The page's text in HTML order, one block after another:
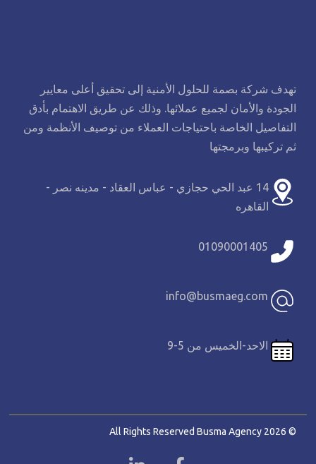
14 عبد الحي حجازي - عباس العقاد - مدينه نصر -
القاهره
01090001405
info@busmaeg.com
الاحد-الخميس من 5-9
تهدف شركة بصمة للحلول الأمنية إلى تحقيق أعلى معايير
الجودة والأمان لجميع عملائها. وذلك عن طريق الاهتمام بأدق
التفاصيل الخاصة باحتياجات العملاء من توصيف الأنظمة ومن
ثم تركيبها وبرمجتها
© 2026 All Rights Reserved Busma Agency